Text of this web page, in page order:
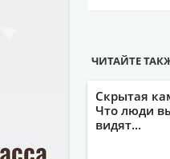
ЧИТАЙТЕ
Скрытая
Что люди
видят...